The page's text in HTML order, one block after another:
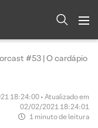
#53 | O cardápio
18:24:00 • Atualizado em
02/02/2021 18:24:01
1 minuto de leitura